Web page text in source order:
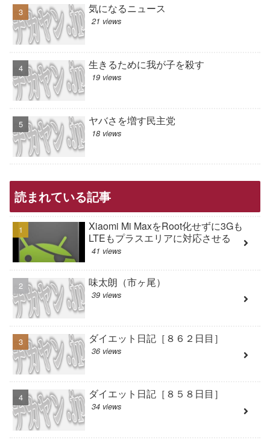
気になるニュース
21 views
生きるために我が子を殺す
19 views
ヤバさを増す民主党
18 views
読まれている記事
Xiaomi Mi MaxをRoot化せずに3Gも
LTEもプラスエリアに対応させる
41 views
味太朗（市ヶ尾）
39 views
ダイエット日記［８６２日目］
36 views
ダイエット日記［８５８日目］
34 views